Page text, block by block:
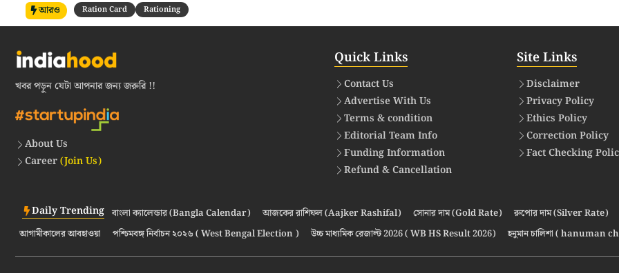
আরও Ration Card Rationing
খবর পড়ুন যেটা আপনার জন্য জরুরি !!
About Us
Career(Join Us)
Quick Links
Contact Us
Advertise With Us
Terms & condition
Editorial Team Info
Funding Information
Refund & Cancellation
Site Links
Disclaimer
Privacy Policy
Ethics Policy
Correction Policy
Fact Checking
Daily Trending বাংলা ক্যালেন্ডার (Bangla Calendar) আজকের রাশিফল (Aajker Rashifal) সোনার দাম (Gold Rate) রুপোর দাম (Silver Rate)
আগামীকালের আবহাওয়া
পশ্চিমবঙ্গ নির্বাচন ২০২৬ ( West Bengal Election ) উচ্চ মাধ্যমিক রেজাল্ট 2026 ( WB HS Result 2026) হনুমান চালিশা ( hanuman